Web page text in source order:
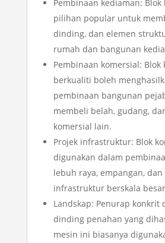
Pembinaan kediaman:
pilihan popular untuk
dinding, dan elemen
rumah dan bangunan
Pembinaan komersial: Blok
berkualiti boleh
pembinaan bangunan
membeli belah, gudang,
komersial lain.
Projek infrastruktur: Blok
digunakan dalam
lebuh raya, empangan,
infrastruktur berskala
Landskap: Penurap konkrit
dinding penahan yang
mesin ini biasanya